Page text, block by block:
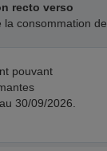
recto verso
consommation de
pouvant
30/09/2026.